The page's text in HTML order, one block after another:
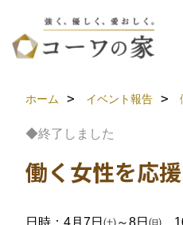
ホーム イベント報告
◆終了しました
働く女性を応
日時：4月7日㈯～8日㈰